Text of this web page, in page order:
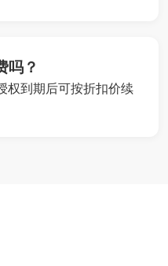
吗？
权到期后可按折扣价续